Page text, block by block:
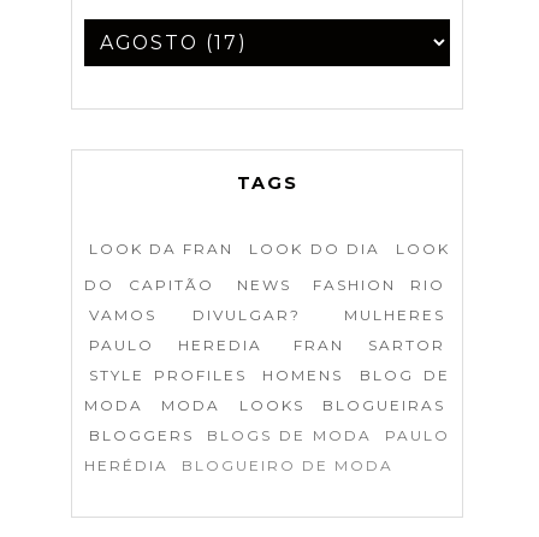
TAGS
LOOK DA FRAN LOOK DO DIA
LOOK
DO CAPITÃO
NEWS
FASHION RIO
VAMOS DIVULGAR?
MULHERES
PAULO HEREDIA
FRAN SARTOR
STYLE PROFILES
HOMENS
BLOG DE
MODA
MODA LOOKS
BLOGUEIRAS
BLOGGERS
BLOGS DE MODA
PAULO
HERÉDIA
BLOGUEIRO DE MODA